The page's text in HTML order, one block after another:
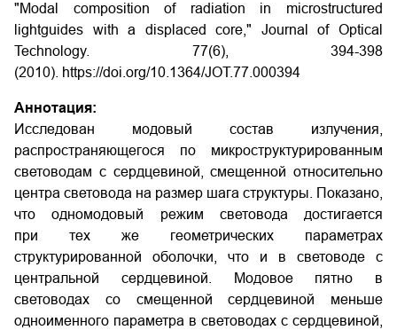
"Modal composition of radiation in microstructured
lightguides with a displaced core," Journal of Optical
Technology. 77(6), 394-398
(2010). https://doi.org/10.1364/JOT.77.000394
Аннотация:
Исследован модовый состав излучения,
распространяющегося по микроструктурированным
световодам с сердцевиной, смещенной относительно
центра световода на размер шага структуры. Показано,
что одномодовый режим световода достигается
при тех же геометрических параметрах
структурированной оболочки, что и в световоде с
центральной сердцевиной. Модовое пятно в
световодах со смещенной сердцевиной меньше
одноименного параметра в световодах с сердцевиной,